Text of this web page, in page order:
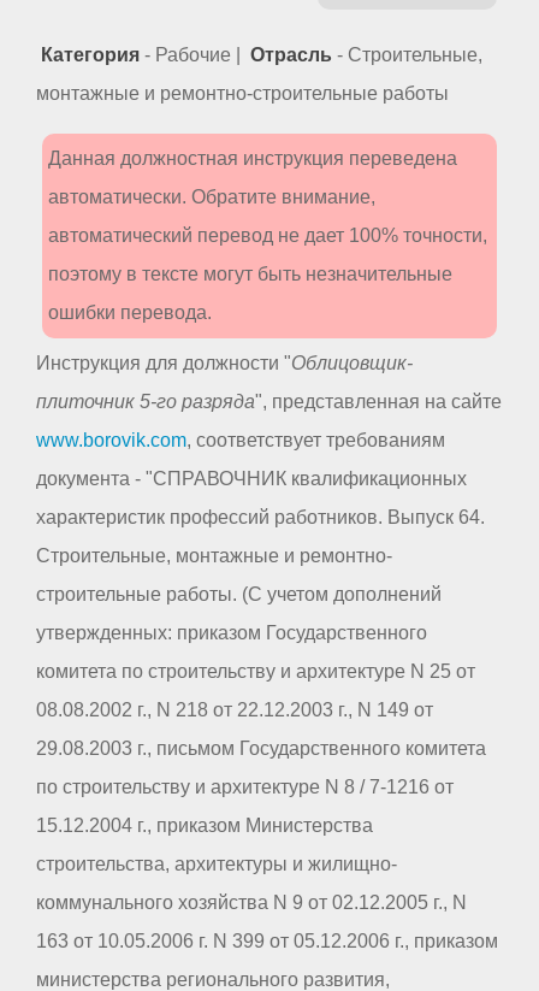
Категория - Рабочие | Отрасль - Строительные,
монтажные и ремонтно-строительные работы
Данная должностная инструкция переведена
автоматически. Обратите внимание,
автоматический перевод не дает 100% точности,
поэтому в тексте могут быть незначительные
ошибки перевода.
Инструкция для должности "Облицовщик-
плиточник 5-го разряда", представленная на сайте
www.borovik.com, соответствует требованиям
документа - "СПРАВОЧНИК квалификационных
характеристик профессий работников. Выпуск 64.
Строительные, монтажные и ремонтно-
строительные работы. (С учетом дополнений
утвержденных: приказом Государственного
комитета по строительству и архитектуре N 25 от
08.08.2002 г., N 218 от 22.12.2003 г., N 149 от
29.08.2003 г., письмом Государственного комитета
по строительству и архитектуре N 8 / 7-1216 от
15.12.2004 г., приказом Министерства
строительства, архитектуры и жилищно-
коммунального хозяйства N 9 от 02.12.2005 г., N
163 от 10.05.2006 г. N 399 от 05.12.2006 г., приказом
министерства регионального развития,